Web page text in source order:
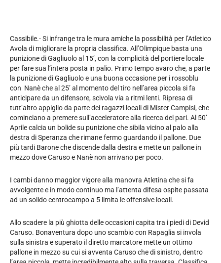
Cassibile.- Si infrange tra le mura amiche la possibilità per l’Atletico
Avola di migliorare la propria classifica. All’Olimpique basta una
punizione di Gagliuolo al 15’, con la complicità del portiere locale
per fare sua l’intera posta in palio. Primo tempo avaro che, a parte
la punizione di Gagliuolo e una buona occasione per i rossoblu
con Nanè che al 25’ al momento del tiro nell’area piccola si fa
anticipare da un difensore, scivola via a ritmi lenti. Ripresa di
tutt’altro appiglio da parte dei ragazzi locali di Mister Campisi, che
cominciano a premere sull’acceleratore alla ricerca del pari. Al 50’
Aprile calcia un bolide su punizione che sibila vicino al palo alla
destra di Speranza che rimane fermo guardando il pallone. Due
più tardi Barone che discende dalla destra e mette un pallone in
mezzo dove Caruso e Nanè non arrivano per poco.
I cambi danno maggior vigore alla manovra Atletina che si fa
avvolgente e in modo continuo ma l’attenta difesa ospite passata
ad un solido centrocampo a 5 limita le offensive locali.
Allo scadere la più ghiotta delle occasioni capita tra i piedi di Devid
Caruso. Bonaventura dopo uno scambio con Rapaglia si invola
sulla sinistra e superato il diretto marcatore mette un ottimo
pallone in mezzo su cui si avventa Caruso che di sinistro, dentro